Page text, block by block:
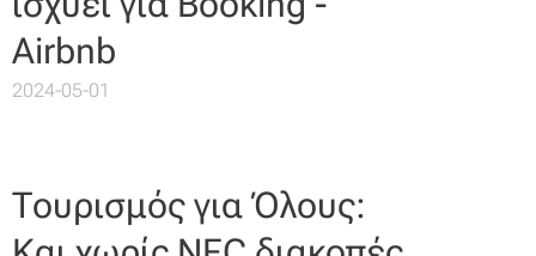
Airbnb
2024-05-01
Τουρισμός για Όλους: